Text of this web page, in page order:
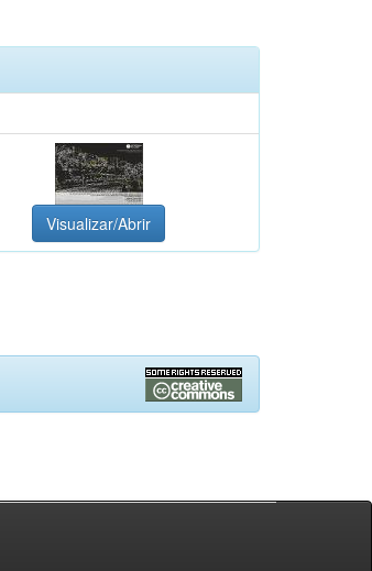
Visualizar/Abrir